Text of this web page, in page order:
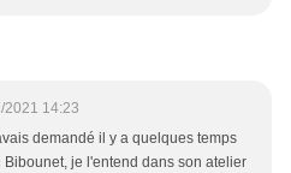
2021 14:23
demandé il y a quelques temps
je l'entend dans son atelier